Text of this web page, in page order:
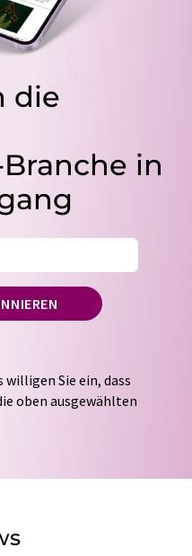
die
in
willigen Sie ein, dass
oben ausgewählten
Daten werden
. LUMITOS darf
Ihre
Angabe von